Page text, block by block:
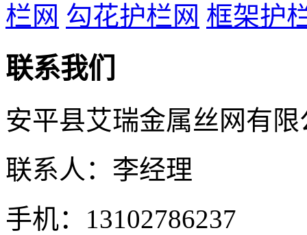
栏网 勾花护栏网 框架护
联系我们
安平县艾瑞金属丝网有限
联系人：李经理
手机：13102786237